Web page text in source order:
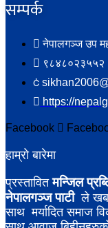
सम्पर्क​
नेपालगञ्ज उप
९८४८०२३५५२
https://
Facebook
हाम्रो बारेमा
प्रस्तावितमन्जिल
नेपालगञ्ज पाटीले
साथ मर्यादित समाज